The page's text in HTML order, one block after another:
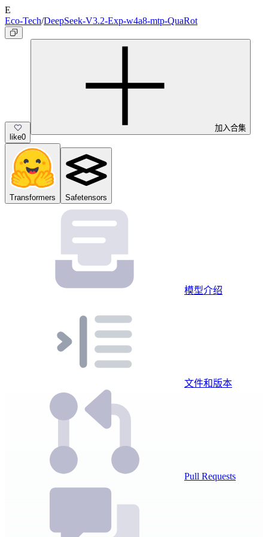
E
Eco-Tech/DeepSeek-V3.2-Exp-w4a8-mtp-QuaRot
like0
加入合集
Transformers Safetensors
模型介绍
文件和版本
Pull Requests